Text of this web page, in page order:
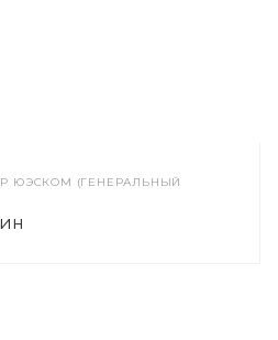
ЮЭСКОМ (ГЕНЕРАЛЬНЫЙ